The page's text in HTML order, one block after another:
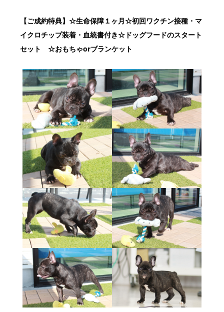
【ご成約特典】 ☆生命保障１ヶ月☆初回ワクチン接種・マ
イクロチップ装着・血統書付き☆ドッグフードのスタート
セット ☆おもちゃorブランケット